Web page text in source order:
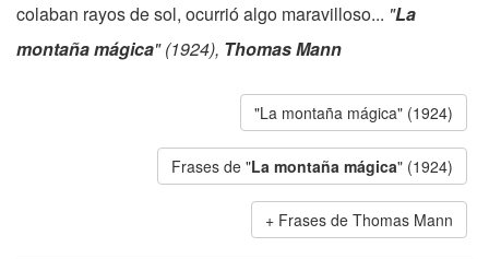
colaban rayos de sol, ocurrió algo maravilloso... "La
montaña mágica" (1924), Thomas Mann
"La montaña mágica" (1924)
Frases de "La montaña mágica" (1924)
Frases de Thomas Mann